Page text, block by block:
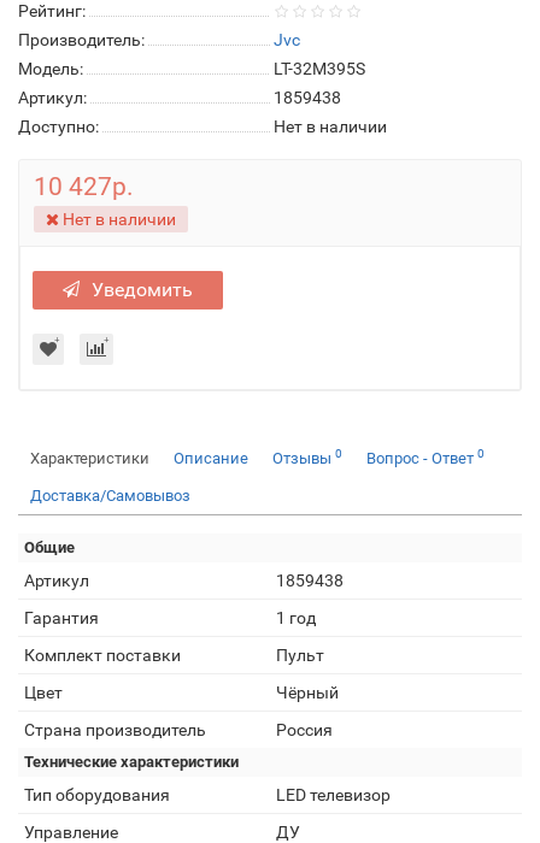
Рейтинг:
Производитель:
Jvc
Модель:
LT-32M395S
Артикул:
1859438
Доступно:
Нет в наличии
10 427р.
Нет в наличии
Уведомить
Характеристики Описание Отзывы 0 Вопрос - Ответ 0
Доставка/Самовывоз
Общие
Артикул
1859438
Гарантия
1 год
Комплект поставки
Пульт
Цвет
Чёрный
Страна производитель
Россия
Технические характеристики
Тип оборудования
LED телевизор
Управление
ДУ